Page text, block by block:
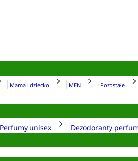
Mama i dziecko MEN Pozostałe
Perfumy unisex
Dezodoranty